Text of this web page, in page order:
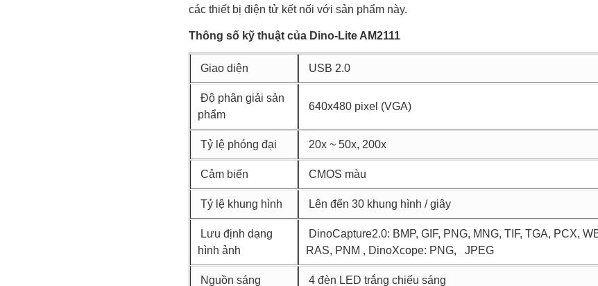
các thiết bị điện tử kết nối với sản phẩm này.
Thông số kỹ thuật của Dino-Lite AM2111
Giao diện USB 2.0
Độ phân giải sản
phẩm
640x480 pixel (VGA)
Tỷ lệ phóng đại 20x ~ 50x, 200x
Cảm biến CMOS màu
Tỷ lệ khung hình Lên đến 30 khung hình / giây
Lưu định dạng
hình ảnh
DinoCapture2.0: BMP, GIF, PNG, MNG, TIF, TGA, PCX,
RAS, PNM , DinoXcope: PNG, JPEG
Nguồn sáng 4 đèn LED trắng chiếu sáng